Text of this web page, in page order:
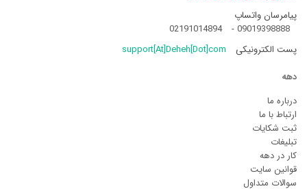
پیامرسان واتساپ
09019398888
-
02191014894
پست الکترونیکی
support[At]Deheh[Dot]com
دهه
درباره ما
ارتباط با ما
ثبت شکایات
تبلیغات
کار در دهه
قوانین سایت
سوالات متداول